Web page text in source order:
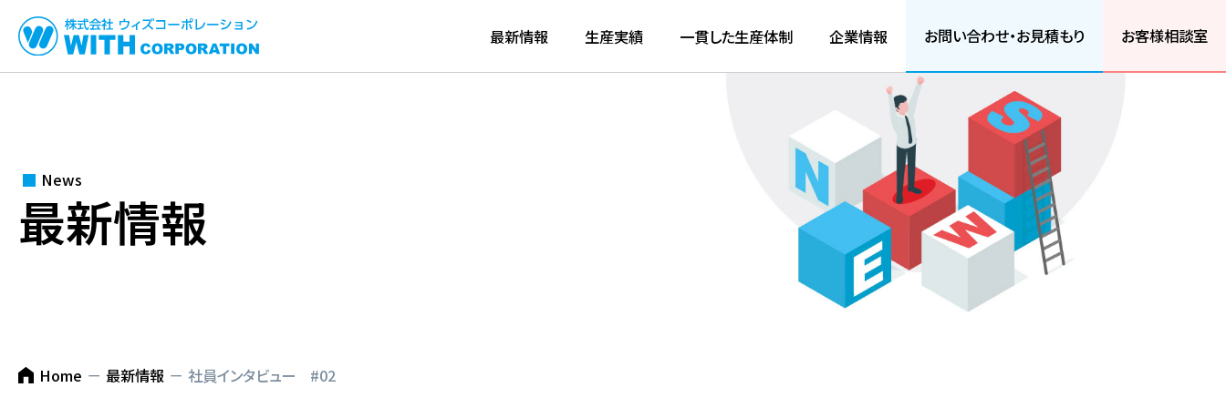
最新情報 生産実績 一貫した生産体制 企業情報 お問い合わせ・お見積もり
お客様相談室
HOME
法人のお客様はこちらから 弊社製品をご利用の方はこちらから
News
最新情報
Home 最新情報 社員インタビュー #02